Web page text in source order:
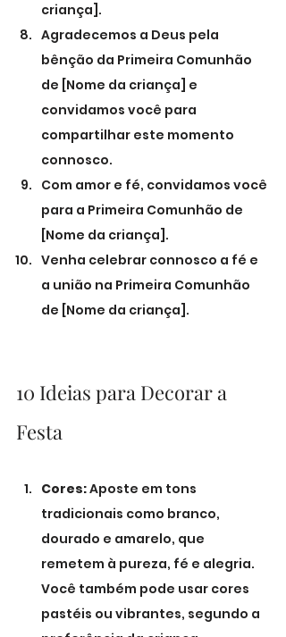
criança].
Agradecemos a Deus pela
bênção da Primeira Comunhão
de [Nome da criança] e
convidamos você para
compartilhar este momento
connosco.
Com amor e fé, convidamos você
para a Primeira Comunhão de
[Nome da criança].
Venha celebrar connosco a fé e
a união na Primeira Comunhão
de [Nome da criança].
10 Ideias para Decorar a
Festa
Cores: Aposte em tons
tradicionais como branco,
dourado e amarelo, que
remetem à pureza, fé e alegria.
Você também pode usar cores
pastéis ou vibrantes, segundo a